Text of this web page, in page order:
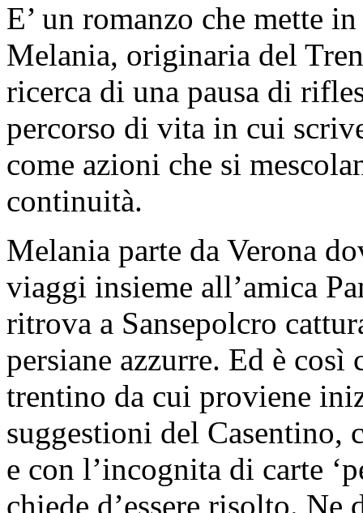
E’ un romanzo che mette
Melania, originaria del
ricerca di una pausa di
percorso di vita in cui
come azioni che si
continuità.
Melania parte da Verona
viaggi insieme all’amica
ritrova a Sansepolcro
persiane azzurre. Ed è
trentino da cui proviene
suggestioni del
e con l’incognita di carte
chiede d’essere risolto.